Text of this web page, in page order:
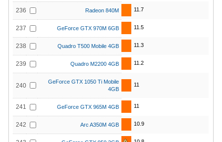
236 Radeon 840M 11.7
237 GeForce GTX 970M 6GB 11.5
238 Quadro T500 Mobile 4GB 11.3
239 Quadro M2200 4GB 11.2
240
GeForce GTX 1050 Ti Mobile
4GB
11
241 GeForce GTX 965M 4GB 11
242 Arc A350M 4GB 10.9